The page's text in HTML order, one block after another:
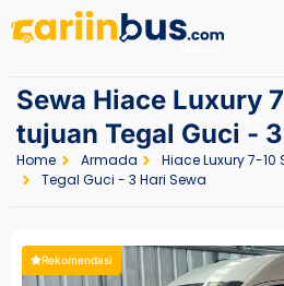
Sewa Hiace Luxury
tujuan Tegal Guci -
Home Armada
Hiace Luxury 7-10
Tegal Guci - 3 Hari Sewa
Rekomendasi